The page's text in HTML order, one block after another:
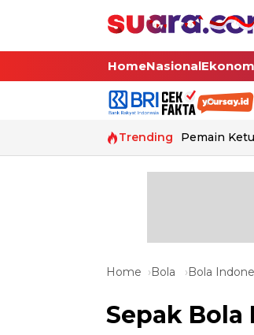
HomeNasional
Trending Pemain
Home Bola Bola
Sepak